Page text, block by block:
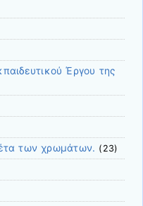
Έργου της
των χρωμάτων. (23)